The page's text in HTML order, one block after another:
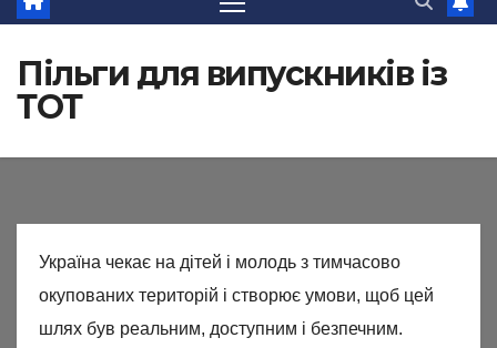
Пільги для випускників із
ТОТ
Україна чекає на дітей і молодь з тимчасово
окупованих територій і створює умови, щоб цей
шлях був реальним, доступним і безпечним.